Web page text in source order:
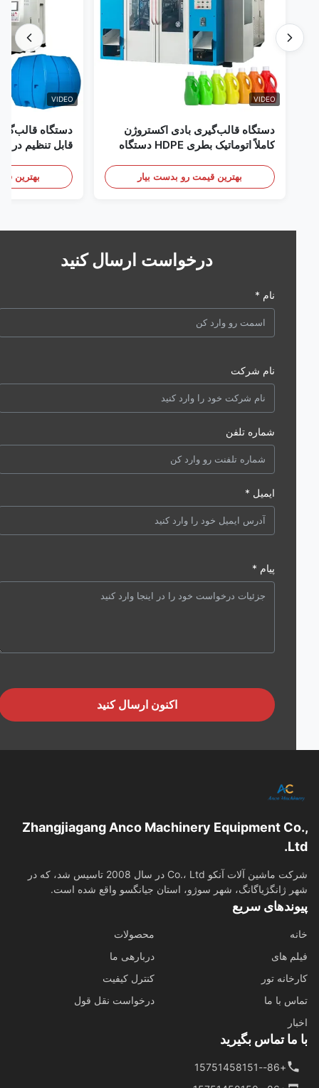
VIDEO
دستگاه قالب‌گیری بادی اکستروژن
کاملاً اتوماتیک بطری HDPE دستگاه
بهترین قیمت رو بدست بیار
VIDEO
دستگاه قالب‌گیری
بهترین قیمت
درخواست ارسال کنید
نام شرکت
شماره تلفن
ایمیل *
اکنون ارسال کنید
Zhangjiagang Anco Machinery Equipment
شرکت ماشین آلات آنکو Co.، Ltd در سال 2008 تاسیس شد، که در
ژانگژیاگانگ، شهر سوژو، استان جیانگسو واقع شده است.
سریع
محصولات
های
دربارهی ما
تور
کنترل کیفیت
با ما
درخواست نقل قول
ما تماس بگیرید